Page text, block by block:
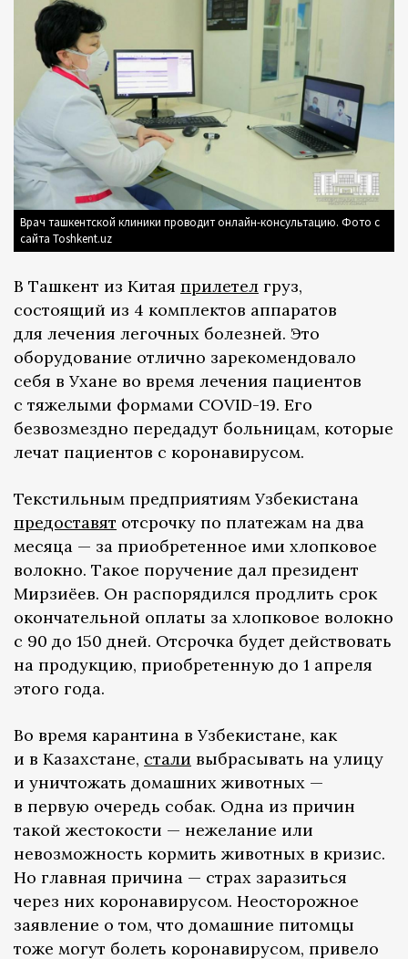
Врач ташкентской клиники проводит онлайн-консультацию. Фото с
сайта Toshkent.uz
В Ташкент из Китая прилетел груз,
состоящий из 4 комплектов аппаратов
для лечения легочных болезней. Это
оборудование отлично зарекомендовало
себя в Ухане во время лечения пациентов
с тяжелыми формами COVID-19. Его
безвозмездно передадут больницам, которые
лечат пациентов с коронавирусом.
Текстильным предприятиям Узбекистана
предоставят отсрочку по платежам на два
месяца — за приобретенное ими хлопковое
волокно. Такое поручение дал президент
Мирзиёев. Он распорядился продлить срок
окончательной оплаты за хлопковое волокно
с 90 до 150 дней. Отсрочка будет действовать
на продукцию, приобретенную до 1 апреля
этого года.
Во время карантина в Узбекистане, как
и в Казахстане, стали выбрасывать на улицу
и уничтожать домашних животных —
в первую очередь собак. Одна из причин
такой жестокости — нежелание или
невозможность кормить животных в кризис.
Но главная причина — страх заразиться
через них коронавирусом. Неосторожное
заявление о том, что домашние питомцы
тоже могут болеть коронавирусом, привело